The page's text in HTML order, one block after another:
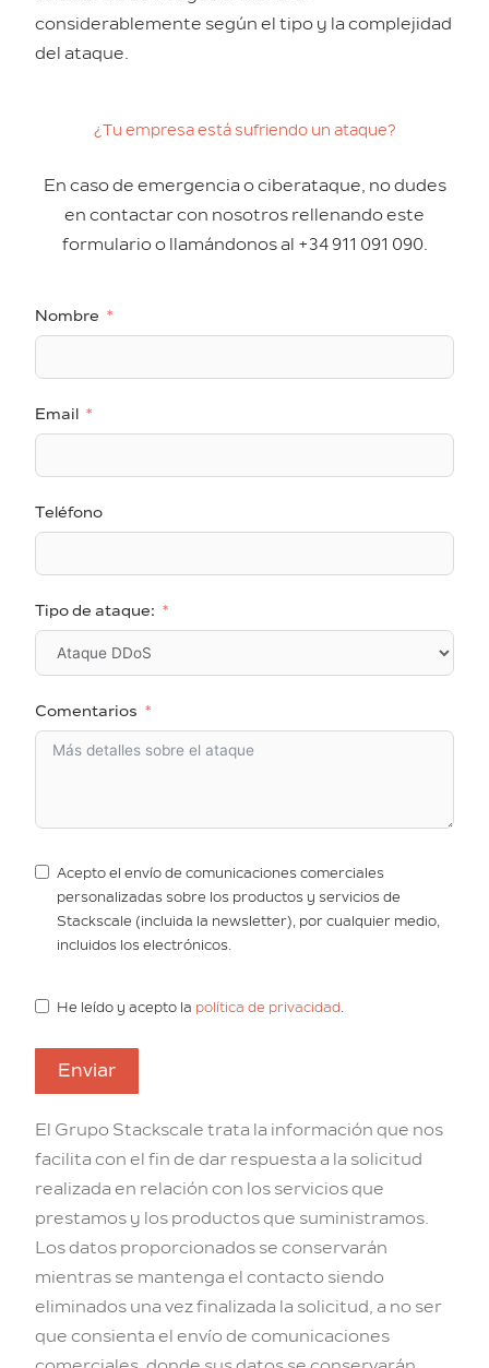
considerablemente según el tipo y la complejidad
del ataque.
¿Tu empresa está sufriendo un ataque?
En caso de emergencia o ciberataque, no dudes
en contactar con nosotros rellenando este
formulario o llamándonos al +34 911 091 090.
Nombre
Email
Teléfono
Tipo de ataque:
Comentarios
Acepto el envío de comunicaciones comerciales
personalizadas sobre los productos y servicios de
Stackscale (incluida la newsletter), por cualquier medio,
incluidos los electrónicos.
He leído y acepto la política de privacidad.
Enviar
El Grupo Stackscale trata la información que nos
facilita con el fin de dar respuesta a la solicitud
realizada en relación con los servicios que
prestamos y los productos que suministramos.
Los datos proporcionados se conservarán
mientras se mantenga el contacto siendo
eliminados una vez finalizada la solicitud, a no ser
que consienta el envío de comunicaciones